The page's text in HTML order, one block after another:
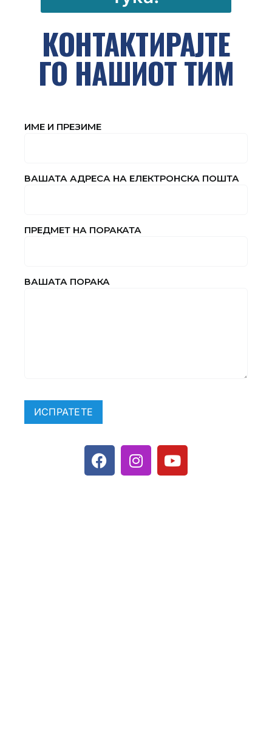
КОНТАКТИРАЈТЕ
ГО НАШИОТ ТИМ
ИМЕ И ПРЕЗИМЕ
ВАШАТА АДРЕСА НА ЕЛЕКТРОНСКА ПОШТА
ПРЕДМЕТ НА ПОРАКАТА
ВАШАТА ПОРАКА